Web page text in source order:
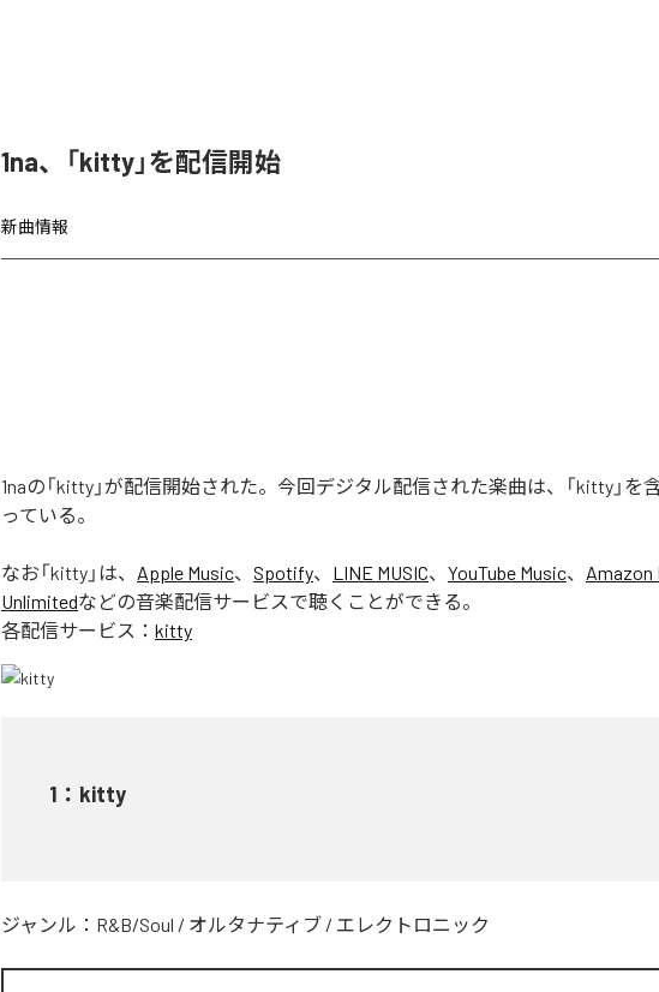
1na、「kitty」を配信開始
新曲情報
1naの「kitty」が配信開始された。今回デジタル配信された楽曲は、「kitty」を
っている。
なお「kitty 」は、 Apple Music、 Spotify、 LINE MUSIC、 YouTube Music、 Amazon
Unlimitedなどの音楽配信サービスで聴くことができる。
各配信サービス： kitty
1 ： kitty
ジャンル： R&B/Soul / オルタナティブ / エレクトロニック